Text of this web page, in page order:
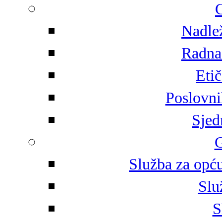
Služba za